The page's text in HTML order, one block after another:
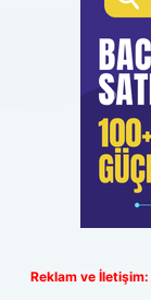
Reklam ve İletişim: